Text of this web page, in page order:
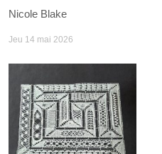
Nicole Blake
Jeu 14 mai 2026